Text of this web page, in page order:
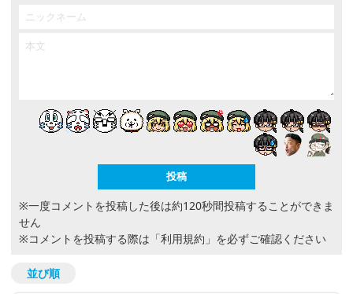
※一度コメントを投稿した後は約120秒間投稿することができま
せん
※コメントを投稿する際は 「利用規約」 を必ずご確認ください
並び順